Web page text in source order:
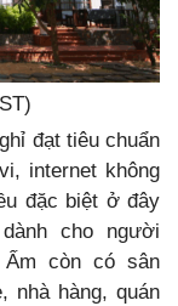
đạt tiêu chuẩn
internet không
đặc biệt ở đây
cho người
còn có sân
nhà hàng, quán